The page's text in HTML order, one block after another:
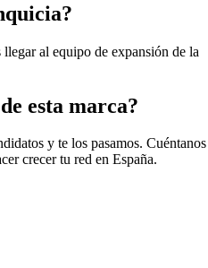
al equipo de expansión de la
esta marca?
y te los pasamos. Cuéntanos
crecer tu red en España.